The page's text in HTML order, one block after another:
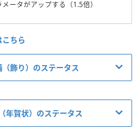
ータがアップする（1.5倍）
ちら
飾り）のステータス
年賀状）のステータス